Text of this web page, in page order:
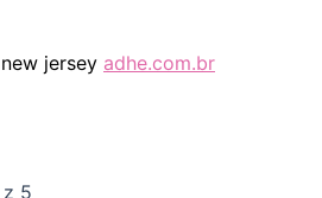
jersey adhe.com.br
z 5